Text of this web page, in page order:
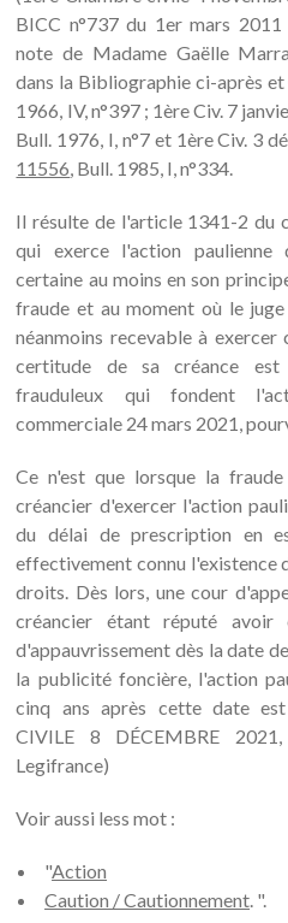
BICC n°737 du 1er mars
note de Madame Gaëlle
dans la Bibliographie ci-après
1966, IV, n°397 ; 1ère Civ. 7
Bull. 1976, I, n°7 et 1ère Civ. 3
11556, Bull. 1985, I, n°334.
Il résulte de l'article 1341-2 du
qui exerce l'action paulienne
certaine au moins en son
fraude et au moment où le
néanmoins recevable à
certitude de sa créance est
frauduleux qui fondent
commerciale 24 mars 2021,
Ce n'est que lorsque la
créancier d'exercer l'action
du délai de prescription en
effectivement connu l'existence
droits. Dès lors, une cour
créancier étant réputé avoir
d'appauvrissement dès la date
la publicité foncière, l'action
cinq ans après cette date
CIVILE 8 DÉCEMBRE
Legifrance)
Voir aussi less mot :
"Action
Caution / Cautionnement. ".